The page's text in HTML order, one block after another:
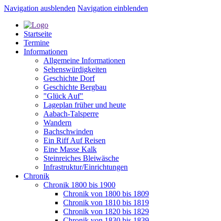
Navigation ausblenden Navigation einblenden
Startseite
Termine
Informationen
Allgemeine Informationen
Sehenswürdigkeiten
Geschichte Dorf
Geschichte Bergbau
"Glück Auf"
Lageplan früher und heute
Aabach-Talsperre
Wandern
Bachschwinden
Ein Riff Auf Reisen
Eine Masse Kalk
Steinreiches Bleiwäsche
Infrastruktur/Einrichtungen
Chronik
Chronik 1800 bis 1900
Chronik von 1800 bis 1809
Chronik von 1810 bis 1819
Chronik von 1820 bis 1829